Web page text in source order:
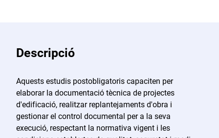
Descripció
Aquests estudis postobligatoris capaciten per
elaborar la documentació tècnica de projectes
d'edificació, realitzar replantejaments d'obra i
gestionar el control documental per a la seva
execució, respectant la normativa vigent i les